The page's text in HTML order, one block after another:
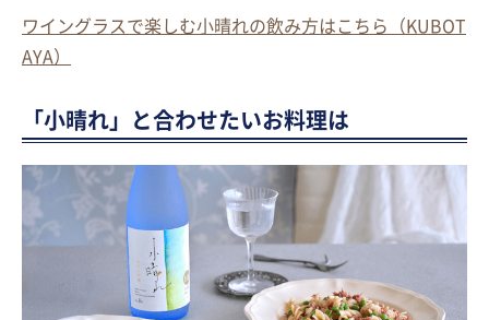
ワイングラスで楽しむ小晴れの飲み方はこちら（KUBOT
AYA）
「小晴れ」と合わせたいお料理は